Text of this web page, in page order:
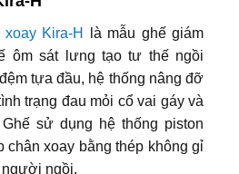
Kira-H
là mẫu ghế giám
ôm sát lưng tạo tư thế ngồi
tựa đầu, hệ thống nâng đỡ
trạng đau mỏi cổ vai gáy và
sử dụng hệ thống piston
chân xoay bằng thép không gỉ
ngồi.